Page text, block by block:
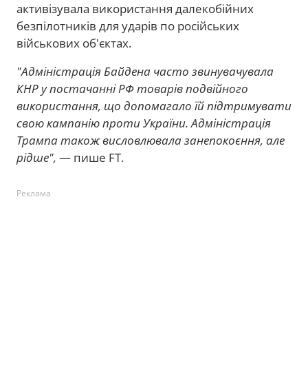
активізувала використання далекобійних
безпілотників для ударів по російських
військових об'єктах.
"Адміністрація Байдена часто звинувачувала
КНР у постачанні РФ товарів подвійного
використання, що допомагало їй підтримувати
свою кампанію проти України. Адміністрація
Трампа також висловлювала занепокоєння, але
рідше", — пише FT.
Реклама